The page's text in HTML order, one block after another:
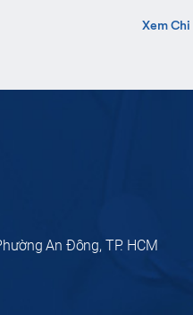
Xem
An Đông, TP. HCM